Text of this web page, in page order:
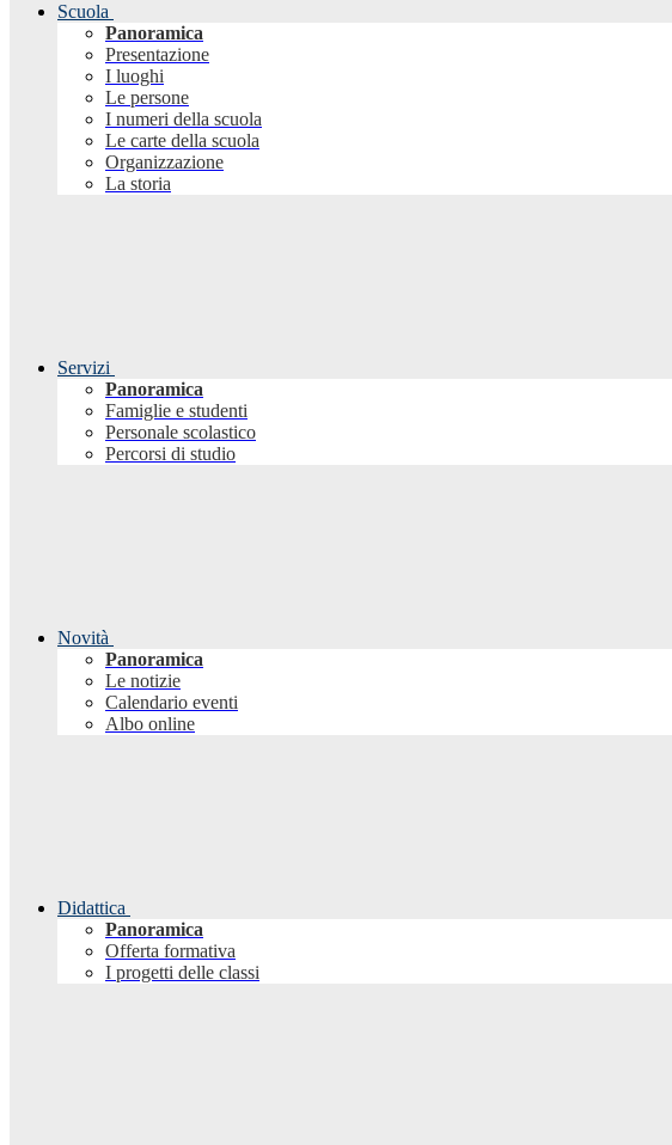
Scuola
Panoramica
Presentazione
I luoghi
Le persone
I numeri della scuola
Le carte della scuola
Organizzazione
La storia
Servizi
Panoramica
Famiglie e studenti
Personale scolastico
Percorsi di studio
Novità
Panoramica
Le notizie
Calendario eventi
Albo online
Didattica
Panoramica
Offerta formativa
I progetti delle classi